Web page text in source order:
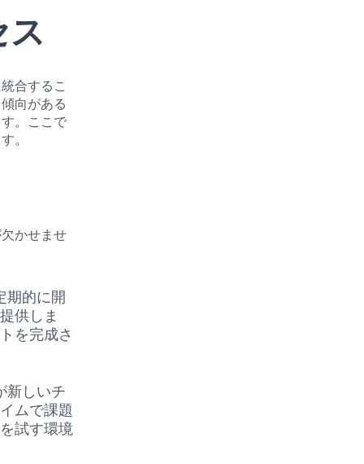
合するこ
向がある
。ここで
。
かせませ
期的に開
供しま
を完成さ
新しいチ
ムで課題
試す環境